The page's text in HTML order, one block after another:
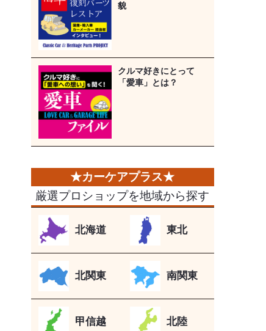
貌
クルマ好きにとって
「愛車」とは？
厳選プロショップを地域から探す
北海道 東北
北関東 南関東
甲信越 北陸